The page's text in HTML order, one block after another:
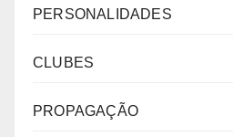
PERSONALIDADES
CLUBES
PROPAGAÇÃO